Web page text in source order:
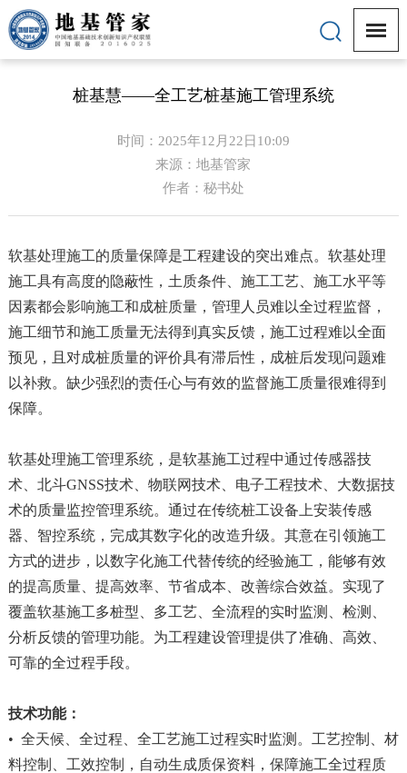
桩基慧——全工艺桩基施工管理系统
时间：2025年12月22日10:09
来源：地基管家
作者：秘书处
软基处理施工的质量保障是工程建设的突出难点。软基处理
施工具有高度的隐蔽性，土质条件、施工工艺、施工水平等
因素都会影响施工和成桩质量，管理人员难以全过程监督，
施工细节和施工质量无法得到真实反馈，施工过程难以全面
预见，且对成桩质量的评价具有滞后性，成桩后发现问题难
以补救。缺少强烈的责任心与有效的监督施工质量很难得到
保障。
软基处理施工管理系统，是软基施工过程中通过传感器技
术、北斗GNSS技术、物联网技术、电子工程技术、大数据技
术的质量监控管理系统。通过在传统桩工设备上安装传感
器、智控系统，完成其数字化的改造升级。其意在引领施工
方式的进步，以数字化施工代替传统的经验施工，能够有效
的提高质量、提高效率、节省成本、改善综合效益。实现了
覆盖软基施工多桩型、多工艺、全流程的实时监测、检测、
分析反馈的管理功能。为工程建设管理提供了准确、高效、
可靠的全过程手段。
技术功能：
• 全天候、全过程、全工艺施工过程实时监测。工艺控制、材
料控制、工效控制，自动生成质保资料，保障施工全过程质